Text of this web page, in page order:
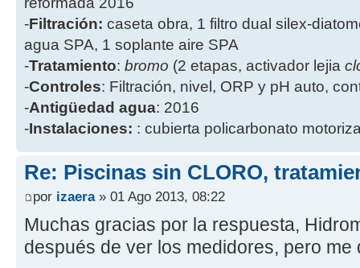
-Filtración: caseta obra, 1 filtro dual silex-
agua SPA, 1 soplante aire SPA
-Tratamiento: bromo (2 etapas, activador lejia
-Controles: Filtración, nivel, ORP y pH auto,
-Antigüedad agua: 2016
-Instalaciones: : cubierta policarbonato
Re: Piscinas sin CLORO,
por izaera» 01 Ago 2013, 08:22
Muchas gracias por la respuesta,
después de ver los medidores, pero me